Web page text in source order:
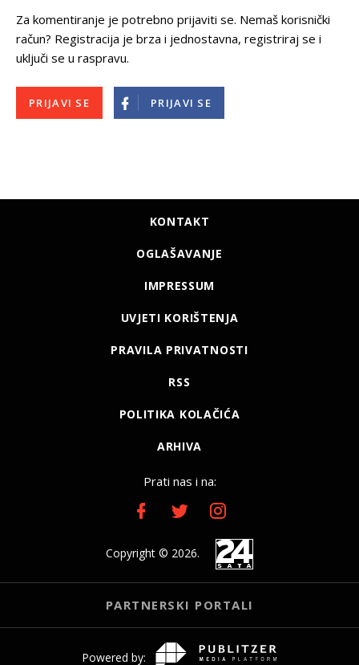
Za komentiranje je potrebno prijaviti se. Nemaš korisnički
račun? Registracija je brza i jednostavna, registriraj se i
uključi se u raspravu.
PRIJAVI SE PRIJAVI SE
KONTAKT
OGLAŠAVANJE
IMPRESSUM
UVJETI KORIŠTENJA
PRAVILA PRIVATNOSTI
RSS
POLITIKA KOLAČIĆA
ARHIVA
Prati nas i na:
Copyright © 2026.
PARTNERSKI PORTALI
Powered by: